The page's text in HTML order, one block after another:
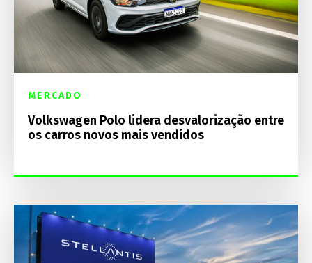
MERCADO
Volkswagen Polo lidera desvalorização entre
os carros novos mais vendidos